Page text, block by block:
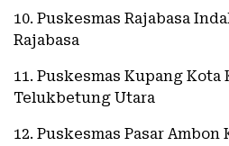
10. Puskesmas Rajabasa
Rajabasa
11. Puskesmas Kupang Kota
Telukbetung Utara
12. Puskesmas Pasar Ambon